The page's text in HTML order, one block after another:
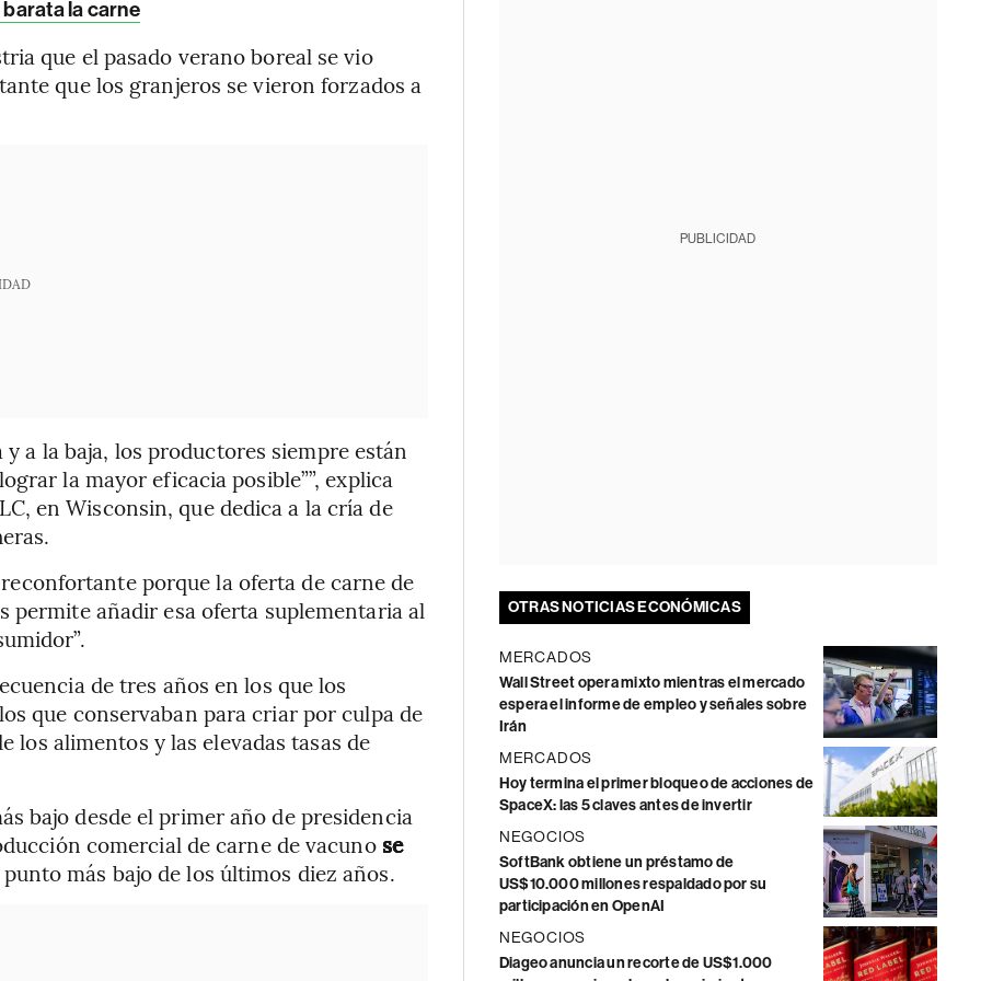
la carne
que el pasado verano boreal se vio
que los granjeros se vieron forzados a
a la baja, los productores siempre están
la mayor eficacia posible””, explica
en Wisconsin, que dedica a la cría de
porque la oferta de carne de
permite añadir esa oferta suplementaria al
de tres años en los que los
que conservaban para criar por culpa de
los alimentos y las elevadas tasas de
bajo desde el primer año de presidencia
comercial de carne de vacunose
más bajo de los últimos diez años.
PUBLICIDAD
OTRAS NOTICIAS ECONÓMICAS
MERCADOS
Wall Street opera mixto mientras el mercado
espera el informe de empleo y señales sobre
Irán
MERCADOS
Hoy termina el primer bloqueo de acciones de
SpaceX: las 5 claves antes de invertir
NEGOCIOS
SoftBank obtiene un préstamo de
US$10.000 millones respaldado por su
participación en OpenAI
NEGOCIOS
Diageo anuncia un recorte de US$1.000